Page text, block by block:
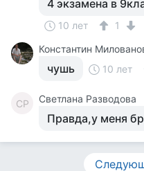
4 экзамена в
10 лет
1
Константин
чушь 10 лет
СР Светлана Разводова
Правда,у меня